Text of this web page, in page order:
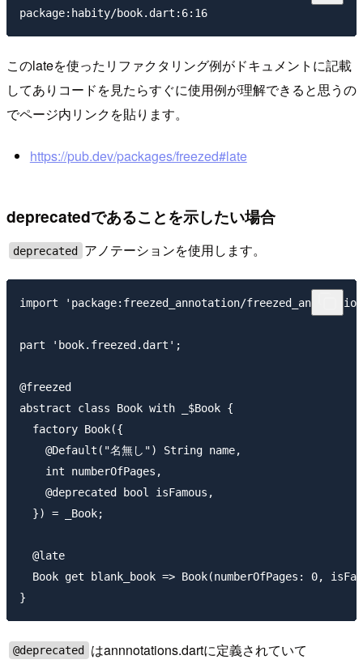
このlateを使ったリファクタリング例がドキュメントに記載
してありコードを見たらすぐに使用例が理解できると思うの
でページ内リンクを貼ります。
https://pub.dev/packages/freezed#late
deprecatedであることを示したい場合
deprecated アノテーションを使用します。
import 'package:freezed_annotation/
part 'book.freezed.dart';
@freezed
abstract class Book with _$Book {
  factory Book({
    @Default("名無し") String name,
    int numberOfPages,
    @deprecated bool isFamous,
  }) = _Book;
  @late
Book get blank_book => Book(numberOfPages: 0,
@deprecated
はannnotations.dartに定義されていて